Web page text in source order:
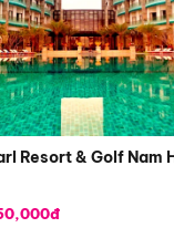
Resort & Golf Nam